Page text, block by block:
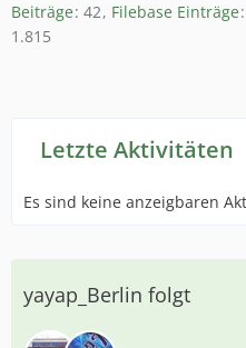
Beiträge 42 Filebase Einträge
1.815
Letzte Aktivitäten
Es sind keine anzeigbaren
yayap_Berlin folgt